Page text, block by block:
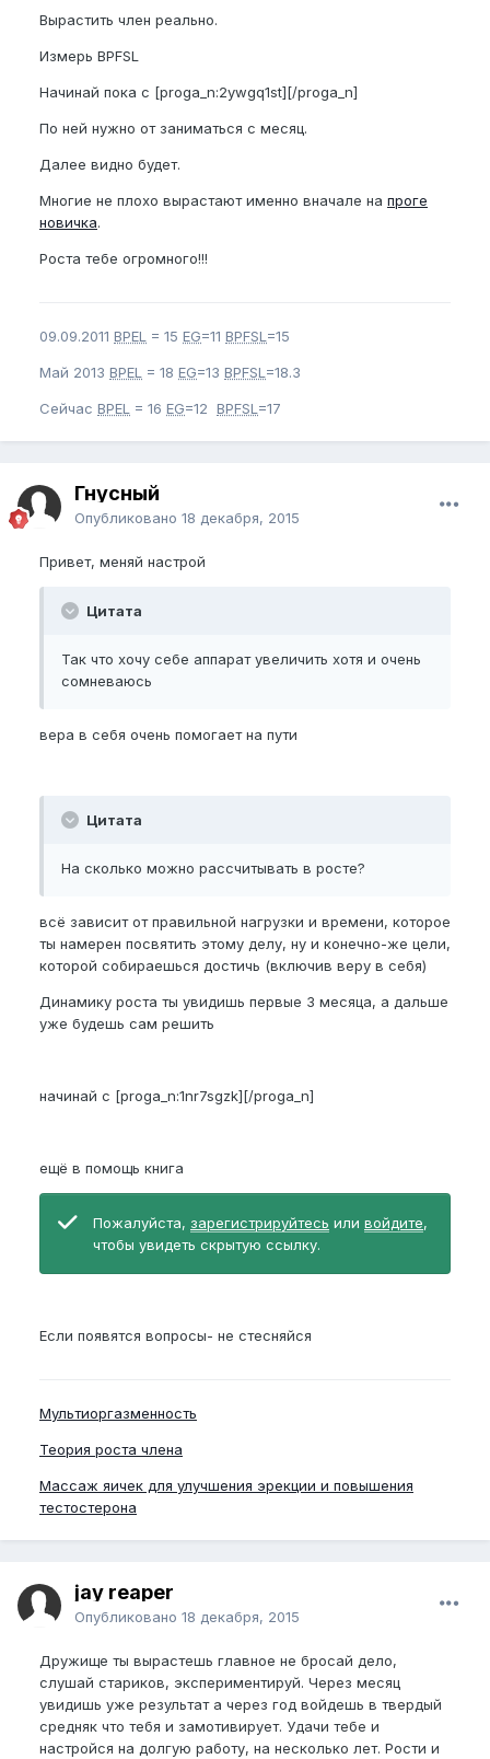
Вырастить член реально.
Измерь BPFSL
Начинай пока с [proga_n:2ywgq1st][/proga_n]
По ней нужно от заниматься с месяц.
Далее видно будет.
Многие не плохо вырастают именно вначале на проге
новичка.
Роста тебе огромного!!!
09.09.2011 BPEL = 15 EG=11 BPFSL =15
Май 2013 BPEL = 18 EG=13 BPFSL =18.3
Сейчас BPEL = 16 EG=12 BPFSL =17
Гнусный
Опубликовано 18 декабря, 2015
Привет, меняй настрой
Цитата
Так что хочу себе аппарат увеличить хотя и очень
сомневаюсь
вера в себя очень помогает на пути
Цитата
На сколько можно рассчитывать в росте?
всё зависит от правильной нагрузки и времени, которое
ты намерен посвятить этому делу, ну и конечно-же цели,
которой собираешься достичь (включив веру в себя)
Динамику роста ты увидишь первые 3 месяца, а дальше
уже будешь сам решить
начинай с [proga_n:1nr7sgzk][/proga_n]
ещё в помощь книга
Пожалуйста, зарегистрируйтесь или войдите,
чтобы увидеть скрытую ссылку.
Если появятся вопросы- не стесняйся
Мультиоргазменность
Теория роста члена
Массаж яичек для улучшения эрекции и повышения
тестостерона
jay reaper
Опубликовано 18 декабря, 2015
Дружище ты вырастешь главное не бросай дело,
слушай стариков, экспериментируй. Через месяц
увидишь уже результат а через год войдешь в твердый
средняк что тебя и замотивирует. Удачи тебе и
настройся на долгую работу, на несколько лет. Рости и